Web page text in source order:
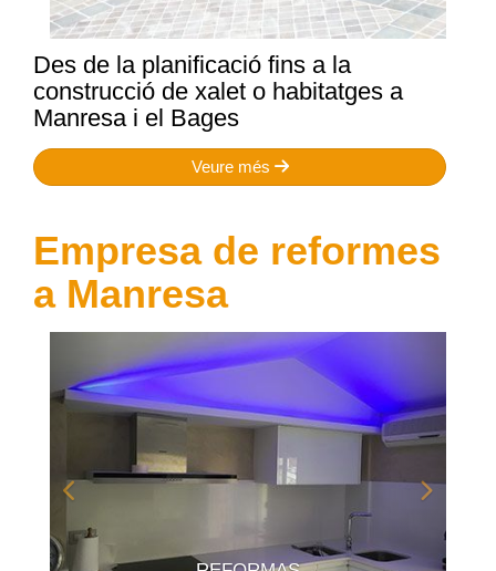
Des de la planificació fins a la
construcció de xalet o habitatges a
Manresa i el Bages
Veure més
Empresa de reformes
a Manresa
Anterior